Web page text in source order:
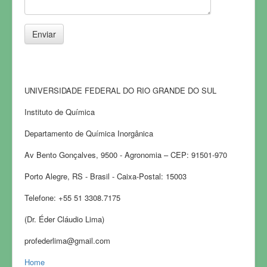
FOTOS
CONTATO
UNIVERSIDADE FEDERAL DO RIO GRANDE DO SUL
Instituto de Química
Departamento de Química Inorgânica
Av Bento Gonçalves, 9500 - Agronomia – CEP: 91501-970
Porto Alegre, RS - Brasil - Caixa-Postal: 15003
Telefone: +55 51 3308.7175
(Dr. Éder Cláudio Lima)
profederlima@gmail.com
Home